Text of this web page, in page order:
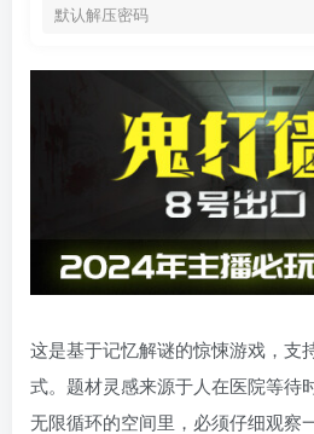
默认解压密码
这是基于记忆解谜的惊悚游戏，支
式。题材灵感来源于人在医院等待
无限循环的空间里，必须仔细观察